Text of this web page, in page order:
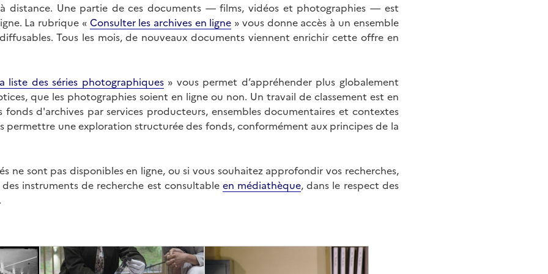
distance. Une partie de ces documents — films, vidéos et photographies — est
La rubrique « Consulter les archives en ligne » vous donne accès à un ensemble
Tous les mois, de nouveaux documents viennent enrichir cette offre en
liste des séries photographiques» vous permet d’appréhender plus globalement
que les photographies soient en ligne ou non. Un travail de classement est en
fonds d'archives par services producteurs, ensembles documentaires et contextes
permettre une exploration structurée des fonds, conformément aux principes de la
ne sont pas disponibles en ligne, ou si vous souhaitez approfondir vos recherches,
des instruments de recherche est consultable en médiathèque, dans le respect des